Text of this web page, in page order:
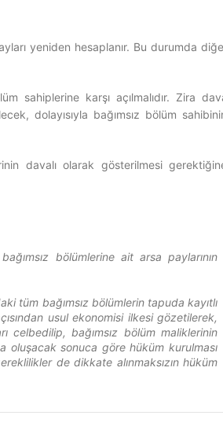
yeniden hesaplanır. Bu durumda
sahiplerine karşı açılmalıdır. Zira
dolayısıyla bağımsız bölüm
davalı olarak gösterilmesi
bölümlerine ait arsa paylarının
tüm bağımsız bölümlerin tapuda kayıtlı
usul ekonomisi ilkesi gözetilerek,
celbedilip, bağımsız bölüm maliklerinin
oluşacak sonuca göre hüküm kurulması
de dikkate alınmaksızın hüküm